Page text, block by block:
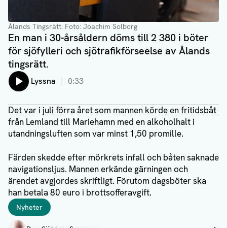
Ålands Tingsrätt. Foto: Joachim Solborg
En man i 30-årsåldern döms till 2 380 i böter
för sjöfylleri och sjötrafikförseelse av Ålands
tingsrätt.
Lyssna 0:33
Det var i juli förra året som mannen körde en fritidsbåt
från Lemland till Mariehamn med en alkoholhalt i
utandningsluften som var minst 1,50 promille.
Färden skedde efter mörkrets infall och båten saknade
navigationsljus. Mannen erkände gärningen och
ärendet avgjordes skriftligt. Förutom dagsböter ska
han betala 80 euro i brottsofferavgift.
Taggar
Nyheter
Författare